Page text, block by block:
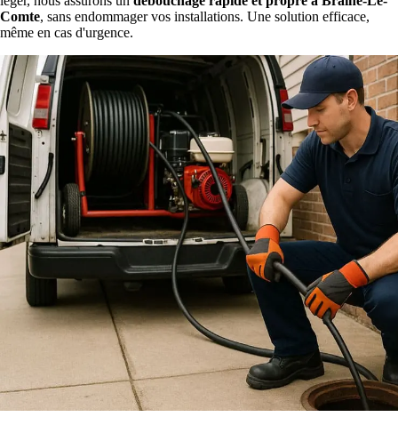
Comte, sans endommager vos installations. Une solution efficace,
même en cas d'urgence.